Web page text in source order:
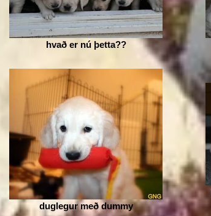
hvað er nú þetta??
duglegur með dummy